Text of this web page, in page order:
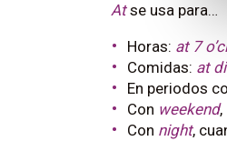
Atse usa para…
Horas: at 7
Comidas: at
En periodos
Con weekend,
Con night,